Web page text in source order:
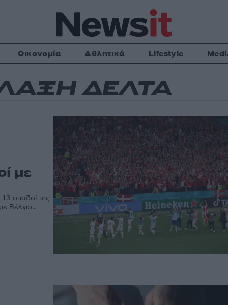
Οικονομία Αθλητικά Lifestyle
ΔΕΛΤΑ
με
οπαδοί της
Βέλγιο...